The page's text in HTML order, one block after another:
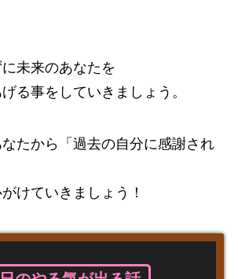
未来のあなたを
る事をしていきましょう。
たから「過去の自分に感謝され
けていきましょう！